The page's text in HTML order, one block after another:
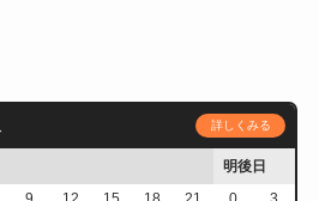
詳しくみる
明後日